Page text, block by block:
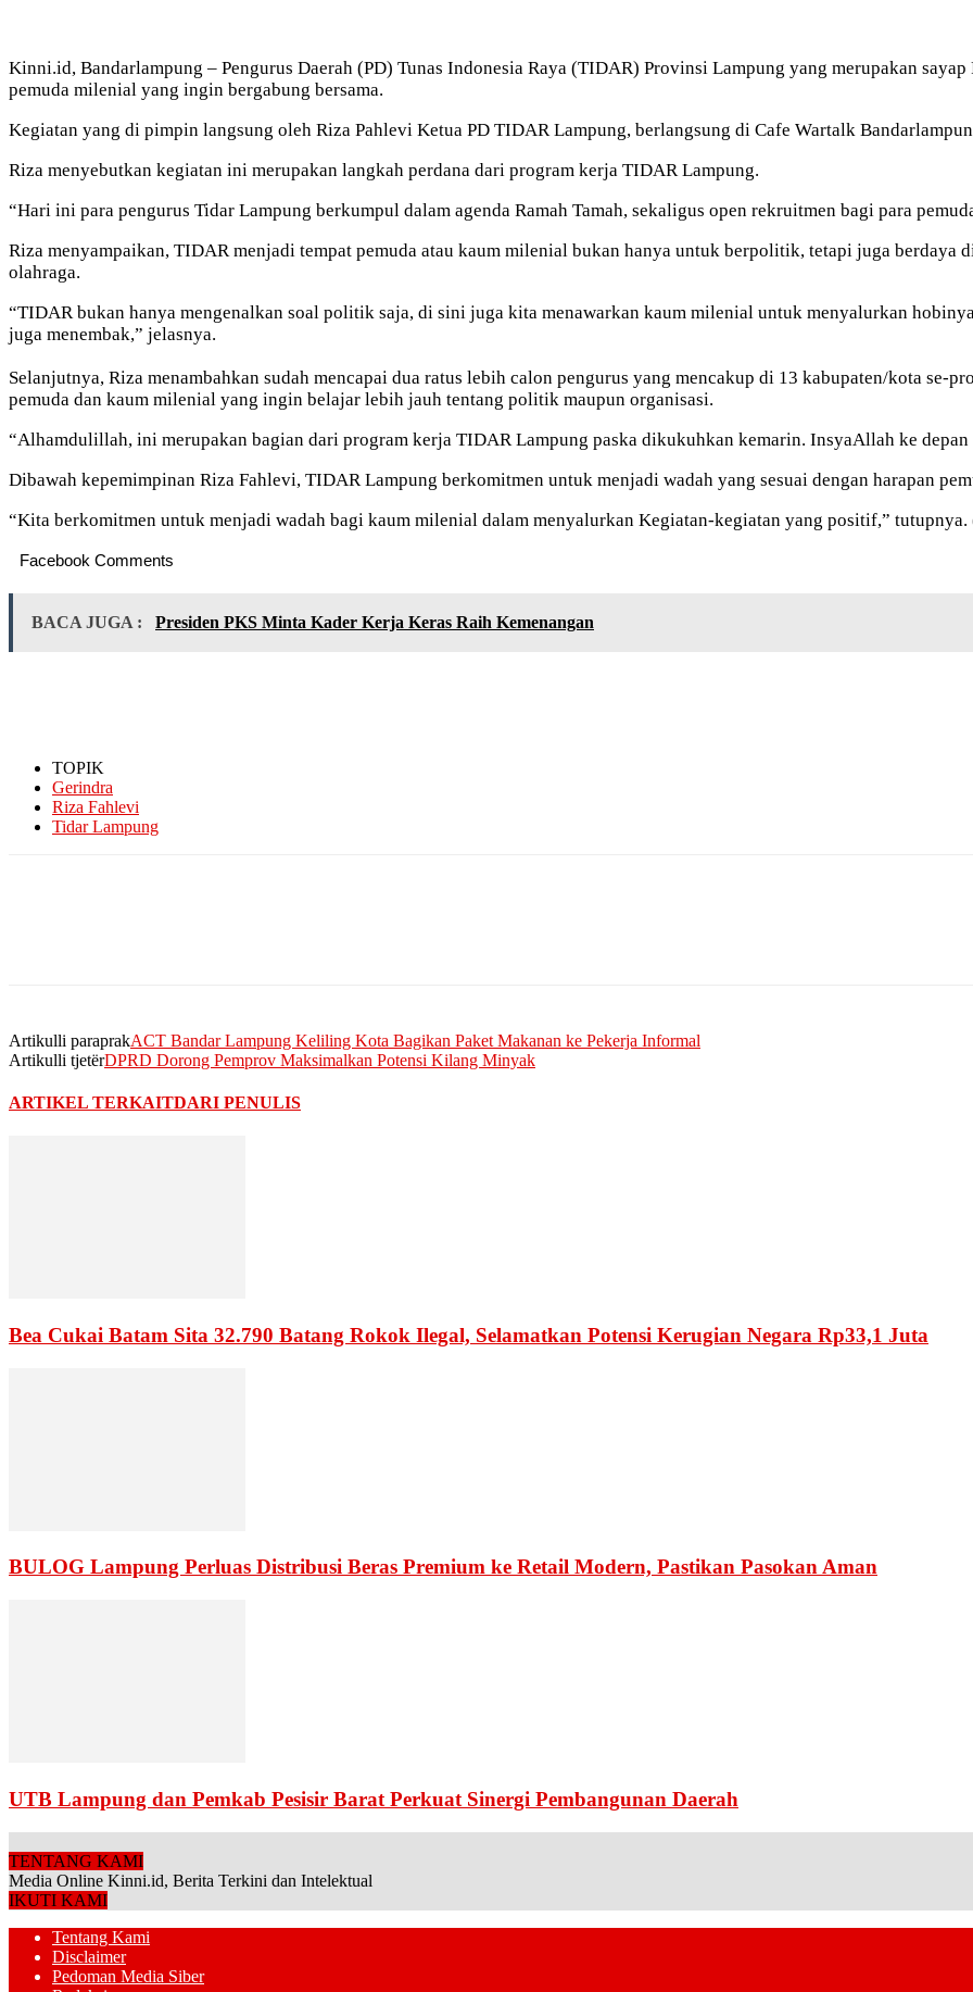
Kinni.id, Bandarlampung – Pengurus Daerah (PD) Tunas Indonesia Raya (TIDAR) Provinsi Lampung yang merupakan
pemuda milenial yang ingin bergabung bersama.
Kegiatan yang di pimpin langsung oleh Riza Pahlevi Ketua PD TIDAR Lampung, berlangsung di Cafe Wartalk
Riza menyebutkan kegiatan ini merupakan langkah perdana dari program kerja TIDAR Lampung.
“Hari ini para pengurus Tidar Lampung berkumpul dalam agenda Ramah Tamah, sekaligus open rekruitmen bagi para
Riza menyampaikan, TIDAR menjadi tempat pemuda atau kaum milenial bukan hanya untuk berpolitik, tetapi juga
olahraga.
“TIDAR bukan hanya mengenalkan soal politik saja, di sini juga kita menawarkan kaum milenial untuk menyalurkan
juga menembak,” jelasnya.
Selanjutnya, Riza menambahkan sudah mencapai dua ratus lebih calon pengurus yang mencakup di 13 kabupaten/kota se-
pemuda dan kaum milenial yang ingin belajar lebih jauh tentang politik maupun organisasi.
“Alhamdulillah, ini merupakan bagian dari program kerja TIDAR Lampung paska dikukuhkan kemarin. InsyaAllah ke
Dibawah kepemimpinan Riza Fahlevi, TIDAR Lampung berkomitmen untuk menjadi wadah yang sesuai dengan harapan
“Kita berkomitmen untuk menjadi wadah bagi kaum milenial dalam menyalurkan Kegiatan-kegiatan yang positif,”
Facebook Comments
BACA JUGA : Presiden PKS Minta Kader Kerja Keras Raih Kemenangan
TOPIK
Gerindra
Riza Fahlevi
Tidar Lampung
Artikulli paraprakACT Bandar Lampung Keliling Kota Bagikan Paket Makanan ke Pekerja Informal
Artikulli tjetërDPRD Dorong Pemprov Maksimalkan Potensi Kilang Minyak
ARTIKEL TERKAITDARI PENULIS
Bea Cukai Batam Sita 32.790 Batang Rokok Ilegal, Selamatkan Potensi Kerugian Negara Rp33,1 Juta
BULOG Lampung Perluas Distribusi Beras Premium ke Retail Modern, Pastikan Pasokan Aman
UTB Lampung dan Pemkab Pesisir Barat Perkuat Sinergi Pembangunan Daerah
TENTANG KAMI
Media Online Kinni.id, Berita Terkini dan Intelektual
IKUTI KAMI
Tentang Kami
Disclaimer
Pedoman Media Siber